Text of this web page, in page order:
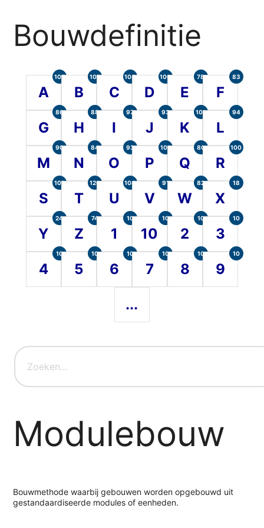
Bouwdefinitie
A
105
B
107
C
104
D
100
E
78
F
83
G
86
H
88
I
97
J
93
K
101
L
94
M
90
N
84
O
93
P
101
Q
80
R
100
S
107
T
120
U
104
V
91
W
82
X
18
Y
24
Z
74
1
10
10
10
2
10
3
10
4
10
5
10
6
10
7
10
8
10
9
10
...
Modulebouw
Bouwmethode waarbij gebouwen worden opgebouwd uit
gestandaardiseerde modules of eenheden.